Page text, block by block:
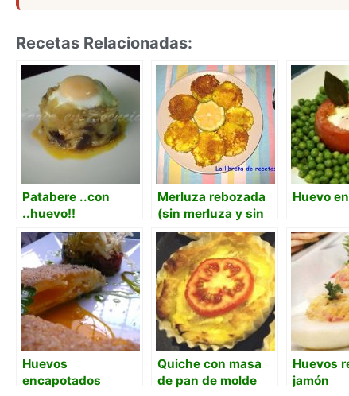
Recetas Relacionadas:
Patabere ..con
..huevo!!
Merluza rebozada
(sin merluza y sin
huevo)
Huevo
Huevos
encapotados
Quiche con masa
de pan de molde
Huevos
jamón